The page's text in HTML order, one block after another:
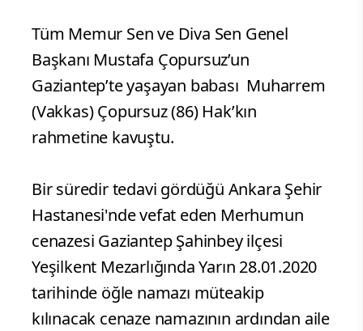
Tüm Memur Sen ve Diva Sen Genel
Başkanı Mustafa Çopursuz’un
Gaziantep’te yaşayan babası Muharrem
(Vakkas) Çopursuz (86) Hak’kın
rahmetine kavuştu.
Bir süredir tedavi gördüğü Ankara Şehir
Hastanesi'nde vefat eden Merhumun
cenazesi Gaziantep Şahinbey ilçesi
Yeşilkent Mezarlığında Yarın 28.01.2020
tarihinde öğle namazı müteakip
kılınacak cenaze namazının ardından aile